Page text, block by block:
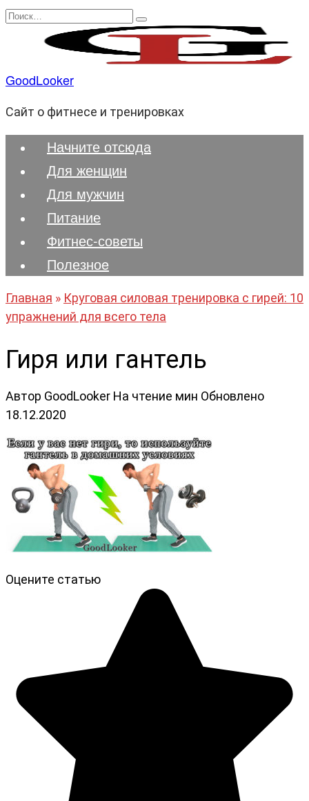
Перейти
содержанию
Search
GoodLooker
Сайт о фитнесе и тренировках
Начните отсюда
Для женщин
Для мужчин
Питание
Фитнес-советы
Полезноe
Главная » Круговая силовая тренировка с гирей: 10
упражнений для всего тела
Гиря или гантель
Автор GoodLooker На чтение мин Обновлено
18.12.2020
Оцените статью